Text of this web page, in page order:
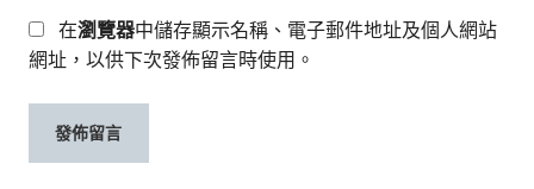
在瀏覽器中儲存顯示名稱、電子郵件地址及個人網站
網址，以供下次發佈留言時使用。